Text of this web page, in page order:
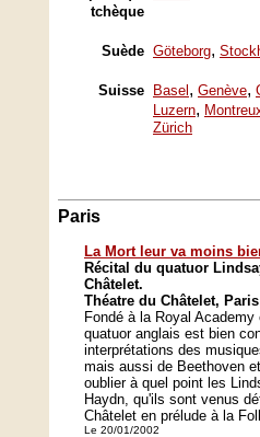
tchèque
Suède Göteborg,
Suisse Basel , Genève,
Luzern,
Zürich
Paris
La Mort leur va moins
Récital du quatuor
Châtelet.
Théatre du Châtelet, Paris
Fondé à la Royal
quatuor anglais est bien
interprétations des
mais aussi de Beethoven
oublier à quel point les
Haydn, qu'ils sont venus
Châtelet en prélude à la
Le 20/01/2002